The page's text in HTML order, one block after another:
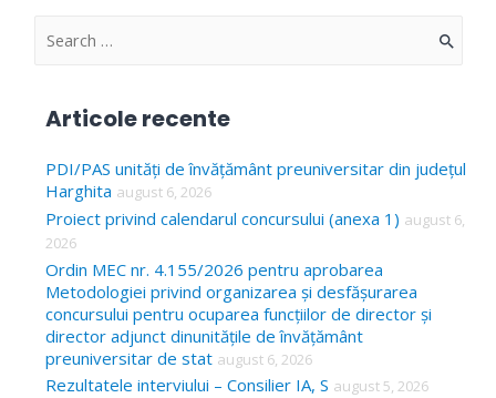
S
c
h
f
o
r
Articole recente
PDI/PAS unități de învățământ preuniversitar din județul
Harghita august 6, 2026
Proiect privind calendarul concursului (anexa 1) august 6,
2026
Ordin MEC nr. 4.155/2026 pentru aprobarea
Metodologiei privind organizarea și desfășurarea
concursului pentru ocuparea funcțiilor de director și
director adjunct dinunitățile de învățământ
preuniversitar de stat august 6, 2026
Rezultatele interviului – Consilier IA, S august 5, 2026